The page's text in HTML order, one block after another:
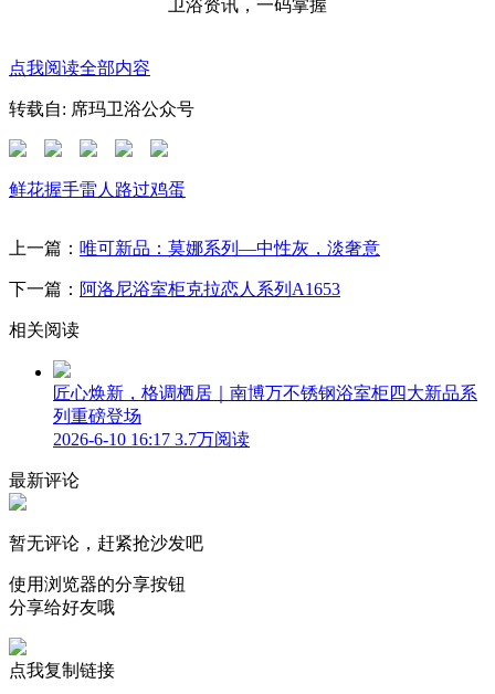
卫浴资讯，一码掌握
点我阅读全部内容
转载自: 席玛卫浴公众号
鲜花握手雷人 路过鸡蛋
上一篇： 唯可新品：莫娜系列—中性灰，淡奢意
下一篇： 阿洛尼浴室柜克拉恋人系列A1653
相关阅读
匠心焕新，格调栖居｜南博万不锈钢浴室柜四大新品系
列重磅登场
2026-6-10 16:17 3.7万阅读
最新评论
暂无评论，赶紧抢沙发吧
使用浏览器的分享按钮
分享给好友哦
点我复制链接